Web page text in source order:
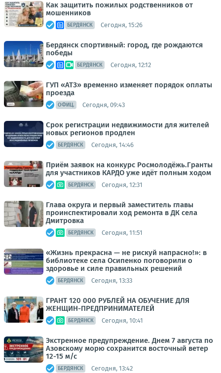
Как защитить пожилых родственников от
мошенников
БЕРДЯНСК Сегодня, 15:26
Бердянск спортивный: город, где рождаются
победы
БЕРДЯНСК Сегодня, 12:12
ГУП «АТЗ» временно изменяет порядок оплаты
проезда
ОФИЦ. Сегодня, 09:43
Срок регистрации недвижимости для жителей
новых регионов продлен
БЕРДЯНСК Сегодня, 14:46
Приём заявок на конкурс Росмолодёжь.Гранты
для участников КАРДО уже идёт полным ходом
БЕРДЯНСК Сегодня, 12:31
Глава округа и первый заместитель главы
проинспектировали ход ремонта в ДК села
Дмитровка
БЕРДЯНСК Сегодня, 11:51
«Жизнь прекрасна — не рискуй напрасно!»: в
библиотеке села Осипенко поговорили о
здоровье и силе правильных решений
БЕРДЯНСК Сегодня, 13:33
ГРАНТ 120 000 РУБЛЕЙ НА ОБУЧЕНИЕ ДЛЯ
ЖЕНЩИН-ПРЕДПРИНИМАТЕЛЕЙ
БЕРДЯНСК Сегодня, 10:41
Экстренное предупреждение. Днем 7 августа по
Азовскому морю сохранится восточный ветер
12-15 м/с
БЕРДЯНСК Сегодня, 13:42